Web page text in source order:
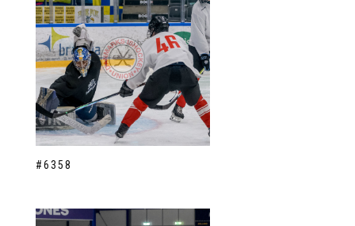
#6358